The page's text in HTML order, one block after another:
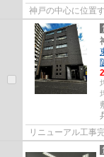
神戸の中心に位置
リニューアル工事